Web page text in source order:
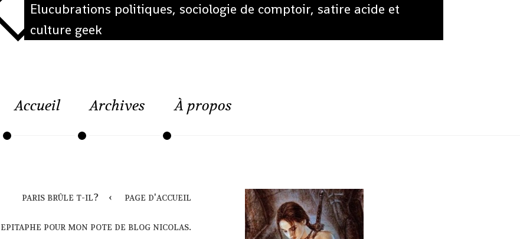
Elucubrations politiques, sociologie de comptoir, satire acide et
culture geek
Accueil Archives À propos
paris brûle t-il? page d'accueil
epitaphe pour mon pote de blog nicolas.